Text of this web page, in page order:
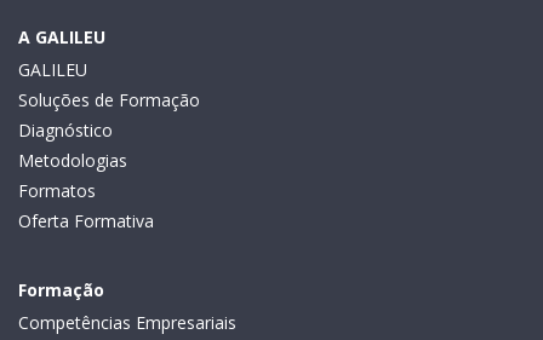
A GALILEU
GALILEU
Soluções de Formação
Diagnóstico
Metodologias
Formatos
Oferta Formativa
Formação
Competências Empresariais